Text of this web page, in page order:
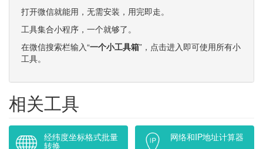
打开微信就能用，无需安装，用完即走。
工具集合小程序，一个就够了。
在微信搜索栏输入“一个小工具箱”，点击进入即可使用所有小
工具。
相关工具
经纬度坐标格式批量
转换
网络和IP地址计算器